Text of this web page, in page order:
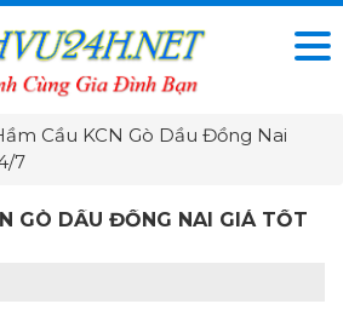
Cầu KCN Gò Dầu Đồng Nai
7
GÒ DẦU ĐỒNG NAI GIÁ TỐT